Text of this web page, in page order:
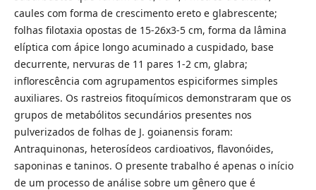
caules com forma de crescimento ereto e glabrescente;
folhas filotaxia opostas de 15-26x3-5 cm, forma da lâmina
elíptica com ápice longo acuminado a cuspidado, base
decurrente, nervuras de 11 pares 1-2 cm, glabra;
inflorescência com agrupamentos espiciformes simples
auxiliares. Os rastreios fitoquímicos demonstraram que os
grupos de metabólitos secundários presentes nos
pulverizados de folhas de J. goianensis foram:
Antraquinonas, heterosídeos cardioativos, flavonóides,
saponinas e taninos. O presente trabalho é apenas o início
de um processo de análise sobre um gênero que é